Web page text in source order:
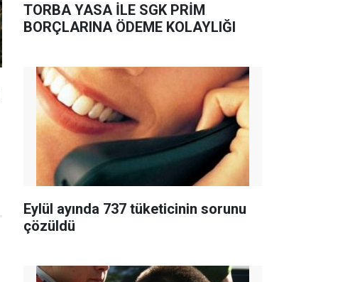
TORBA YASA İLE SGK PRİM
BORÇLARINA ÖDEME KOLAYLIĞI
Eylül ayında 737 tüketicinin sorunu
çözüldü